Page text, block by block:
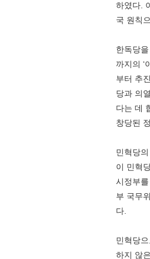
하였다.
국 원칙
한독당
까지의 ‘
부터 추
당과 의
다는 데
창당된
민혁당
이 민혁
시정부
부 국무
다.
민혁당
하지 않